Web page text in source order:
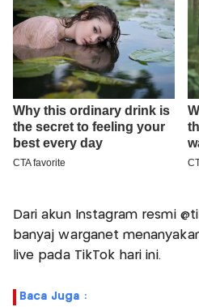
Dari akun Instagram resmi
banyaj warganet
live pada TikTok hari ini.
Baca Juga :